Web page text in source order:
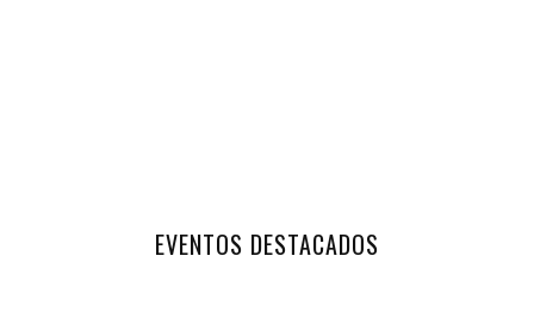
EVENTOS DESTACADOS